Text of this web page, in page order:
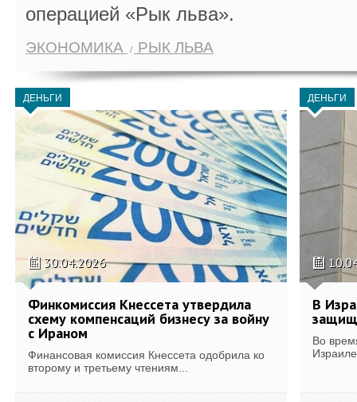
операцией «Рык льва».
ЭКОНОМИКА РЫК ЛЬВА
ДЕНЬГИ
30.04.2026
Финкомиссия Кнессета утвердила
схему компенсаций бизнесу за войну
с Ираном
Финансовая комиссия Кнессета одобрила ко
второму и третьему чтениям...
ДЕНЬГИ
В
Во